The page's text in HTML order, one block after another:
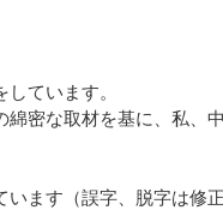
ています。
密な取材を基に、私、
ます（誤字、脱字は修